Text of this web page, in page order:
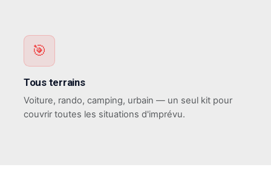
🎯
Tous terrains
Voiture, rando, camping, urbain — un seul kit pour
couvrir toutes les situations d'imprévu.